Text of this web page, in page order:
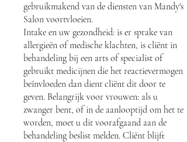
gebruikmakend van de diensten van Mandy's
Salon voortvloeien.
Intake en uw gezondheid: is er sprake van
allergieën of medische klachten, is cliënt in
behandeling bij een arts of specialist of
gebruikt medicijnen die het reactievermogen
beïnvloeden dan dient cliënt dit door te
geven. Belangrijk voor vrouwen: als u
zwanger bent, of in de aanlooptijd om het te
worden, moet u dit voorafgaand aan de
behandeling beslist melden. Cliënt blijft